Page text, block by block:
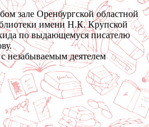
зале Оренбургской областной
имени Н.К. Крупской
по выдающемуся писателю
незабываемым деятелем